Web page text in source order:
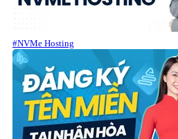
#NVMe Hosting